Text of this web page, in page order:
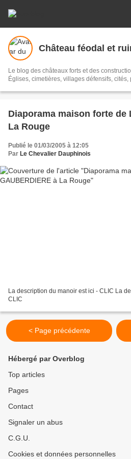
Château féodal et
Le blog des châteaux forts et des
Églises, cimetières, villages défensifs,
Diaporama maison forte de
La Rouge
Publié le 01/03/2005 à 12:05
Par Le Chevalier Dauphinois
La description du manoir est ici - CLIC La
CLIC
< Page précédente
Hébergé par Overblog
Top articles
Pages
Contact
Signaler un abus
C.G.U.
Cookies et données personnelles